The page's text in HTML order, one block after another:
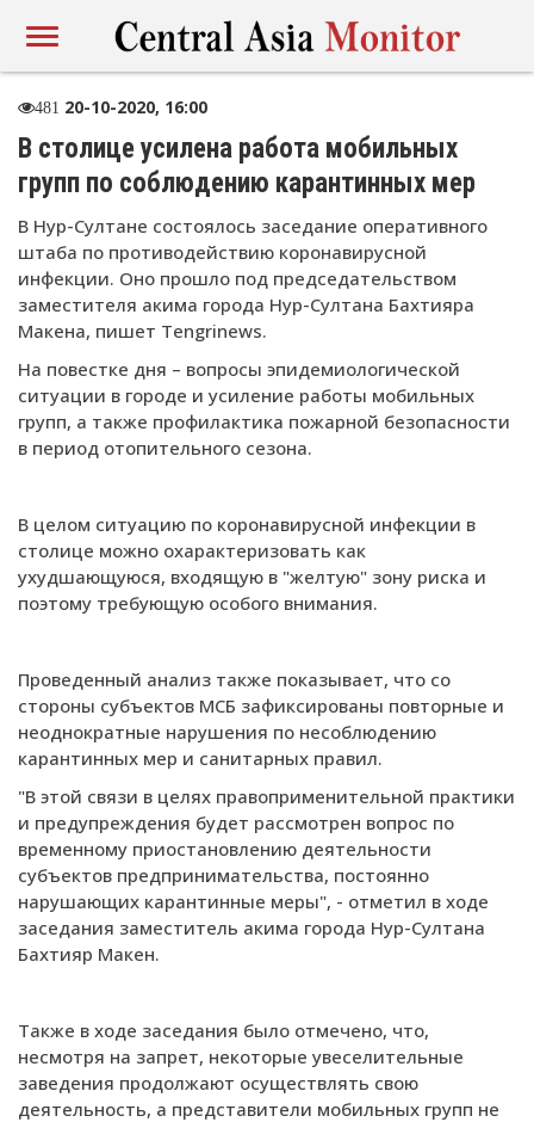
481 20-10-2020, 16:00
В столице усилена работа мобильных
групп по соблюдению карантинных мер
В Нур-Султане состоялось заседание оперативного
штаба по противодействию коронавирусной
инфекции. Оно прошло под председательством
заместителя акима города Нур-Султана Бахтияра
Макена, пишет Tengrinews.
На повестке дня – вопросы эпидемиологической
ситуации в городе и усиление работы мобильных
групп, а также профилактика пожарной безопасности
в период отопительного сезона.
В целом ситуацию по коронавирусной инфекции в
столице можно охарактеризовать как
ухудшающуюся, входящую в "желтую" зону риска и
поэтому требующую особого внимания.
Проведенный анализ также показывает, что со
стороны субъектов МСБ зафиксированы повторные и
неоднократные нарушения по несоблюдению
карантинных мер и санитарных правил.
"В этой связи в целях правоприменительной практики
и предупреждения будет рассмотрен вопрос по
временному приостановлению деятельности
субъектов предпринимательства, постоянно
нарушающих карантинные меры", - отметил в ходе
заседания заместитель акима города Нур-Султана
Бахтияр Макен.
Также в ходе заседания было отмечено, что,
несмотря на запрет, некоторые увеселительные
заведения продолжают осуществлять свою
деятельность, а представители мобильных групп не